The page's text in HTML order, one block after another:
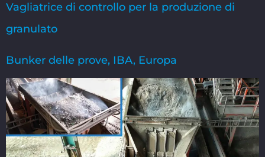
Vagliatrice di controllo per la produzione di
granulato
Bunker delle prove, IBA, Europa